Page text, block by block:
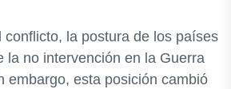
conflicto, la postura de los países
la no intervención en la Guerra
embargo, esta posición cambió